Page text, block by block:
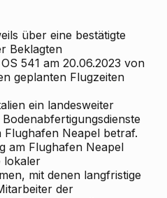
über eine bestätigte
Beklagten
541 am 20.06.2023 von
geplanten Flugzeiten
ein landesweiter
Neapel betraf.
am Flughafen Neapel
lokaler
mit denen langfristige
der